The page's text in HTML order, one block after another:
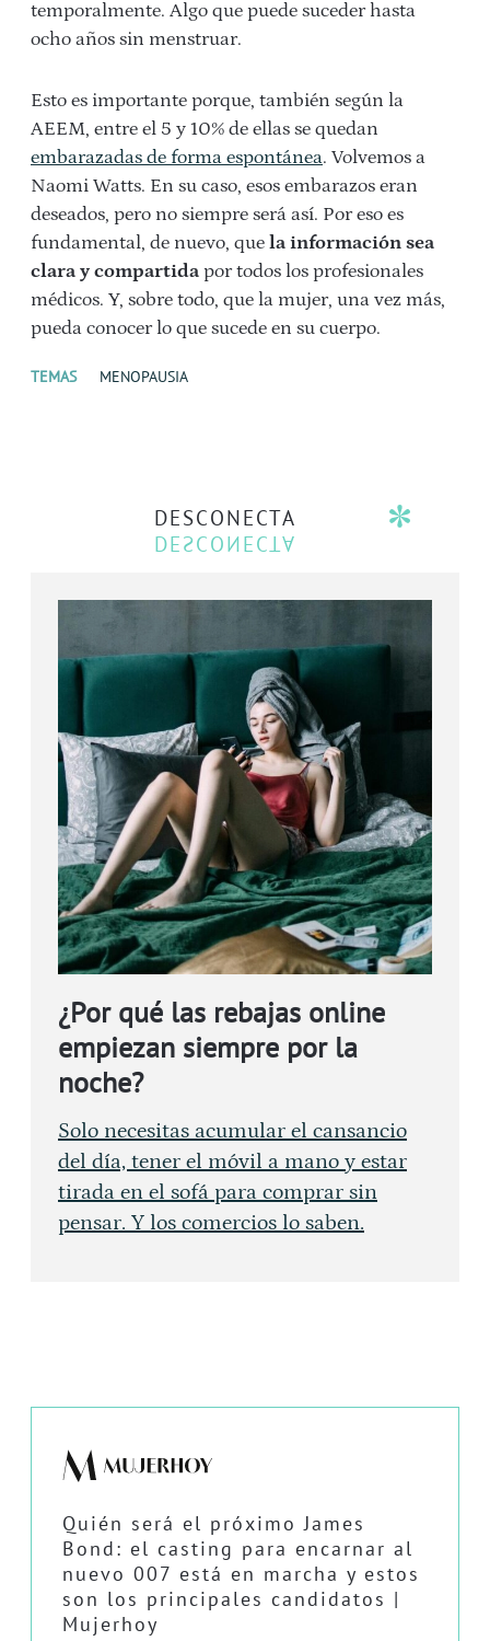
temporalmente. Algo que puede suceder hasta
ocho años sin menstruar.
Esto es importante porque, también según la
AEEM, entre el 5 y 10% de ellas se quedan
embarazadas de forma espontánea. Volvemos a
Naomi Watts. En su caso, esos embarazos eran
deseados, pero no siempre será así. Por eso es
fundamental, de nuevo, que la información sea
clara y compartida por todos los profesionales
médicos. Y, sobre todo, que la mujer, una vez más,
pueda conocer lo que sucede en su cuerpo.
TEMAS MENOPAUSIA
DESCONECTA
¿Por qué las rebajas online
empiezan siempre por la
noche?
Solo necesitas acumular el cansancio
del día, tener el móvil a mano y estar
tirada en el sofá para comprar sin
pensar. Y los comercios lo saben.
Quién será el próximo James
Bond: el casting para encarnar al
nuevo 007 está en marcha y estos
son los principales candidatos |
Mujerhoy